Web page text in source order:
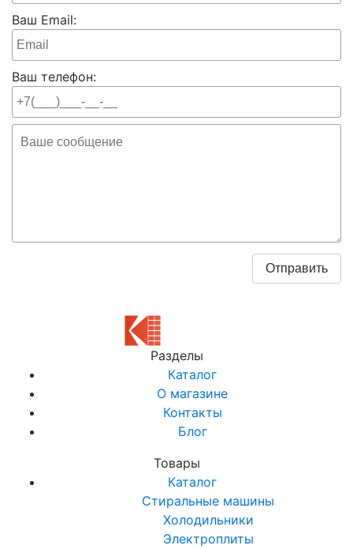
Ваш Email:
Ваш телефон:
Разделы
Каталог
О магазине
Контакты
Блог
Товары
Каталог
Стиральные машины
Холодильники
Электроплиты